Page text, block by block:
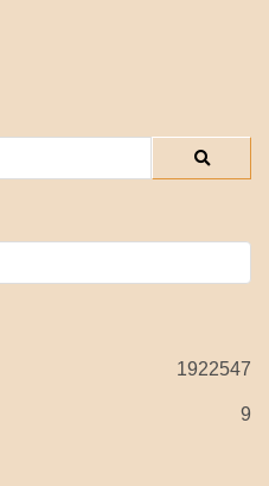
1922547
9